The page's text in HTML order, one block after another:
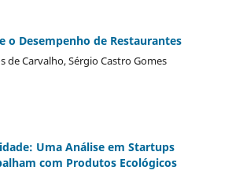
o Desempenho de Restaurantes
de Carvalho, Sérgio Castro Gomes
Uma Análise em Startups
com Produtos Ecológicos